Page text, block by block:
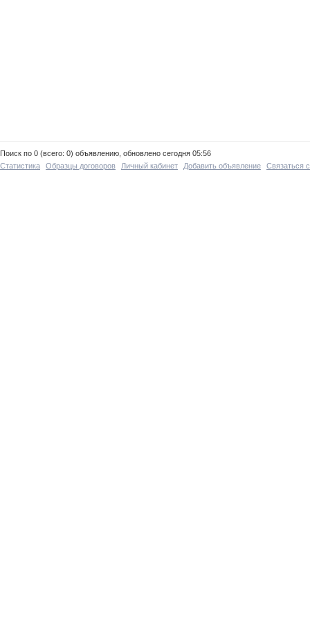
Поиск по 0 (всего: 0) объявлению, обновлено сегодня 05:56
Статистика
Образцы договоров Личный кабинет Добавить объявление Связаться